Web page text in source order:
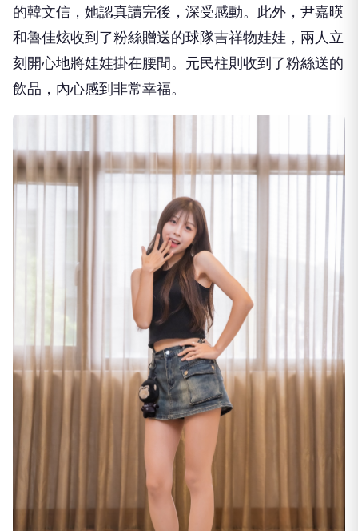
的韓文信，她認真讀完後，深受感動。此外，尹嘉暎
和魯佳炫收到了粉絲贈送的球隊吉祥物娃娃，兩人立
刻開心地將娃娃掛在腰間。元民柱則收到了粉絲送的
飲品，內心感到非常幸福。